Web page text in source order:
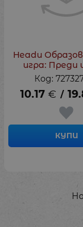
Headu
игра: Преди
Код:
10.17 € /
КУПИ